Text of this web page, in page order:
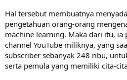
Hal tersebut membuatnya
pengetahuan orang-orang
machine learning. Maka dari itu, ia
channel YouTube miliknya, yang
subscriber sebanyak 248 ribu,
serta pemula yang memiliki cita-